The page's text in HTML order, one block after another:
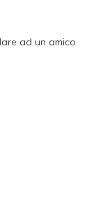
ad un amico